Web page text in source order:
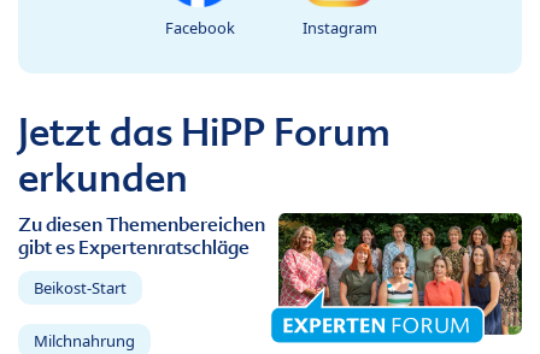
Facebook Instagram
Jetzt das HiPP Forum
erkunden
Zu diesen Themenbereichen
gibt es Expertenratschläge
Beikost-Start
Milchnahrung